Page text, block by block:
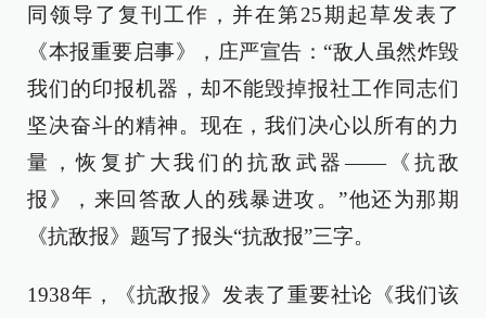
同领导了复刊工作，并在第25期起草发表了
《本报重要启事》，庄严宣告：“敌人虽然炸毁
我们的印报机器，却不能毁掉报社工作同志们
坚决奋斗的精神。现在，我们决心以所有的力
量，恢复扩大我们的抗敌武器——《抗敌
报》，来回答敌人的残暴进攻。”他还为那期
《抗敌报》题写了报头“抗敌报”三字。
1938年，《抗敌报》发表了重要社论《我们该